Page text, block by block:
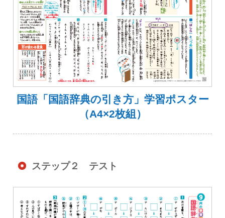
国語「国語辞典の引き方」学習ポスター
（A4×2枚組）
ステップ２ テスト